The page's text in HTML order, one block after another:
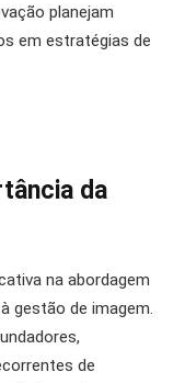
planejam
em estratégias de
da
na abordagem
gestão de imagem.
de